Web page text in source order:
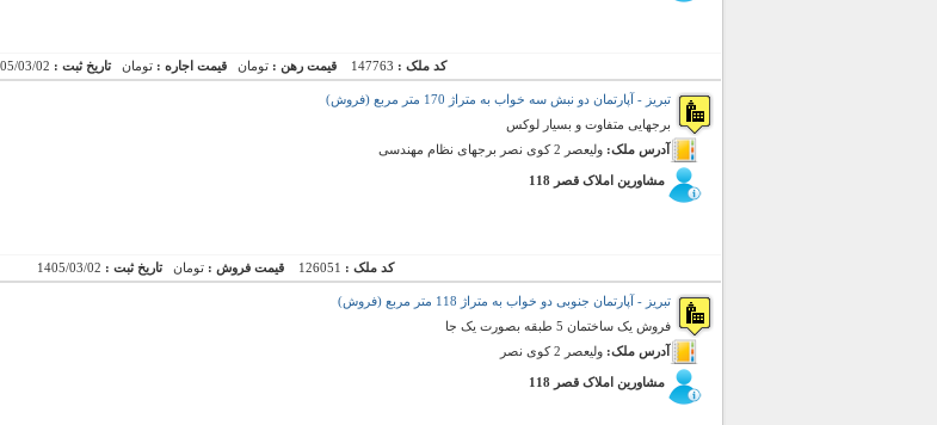
کد ملک : 147763 قیمت رهن :تومانقیمت اجاره :تومانتاریخ ثبت : 03/02
تبریز - آپارتمان دو نبش سه خواب به متراژ 170 متر مربع (فروش)
برجهایی متفاوت و بسیار لوکس
آدرس ملک: ولیعصر 2 کوی نصر برجهای نظام مهندسی
مشاورین املاک قصر 118
کد ملک : 126051 قیمت فروش : تومانتاریخ ثبت : 1405/03/02
تبریز - آپارتمان جنوبی دو خواب به متراژ 118 متر مربع (فروش)
فروش یک ساختمان 5 طبقه بصورت یک جا
آدرس ملک: ولیعصر 2 کوی نصر
مشاورین املاک قصر 118